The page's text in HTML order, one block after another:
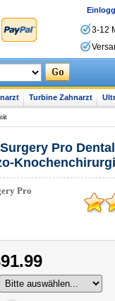
3-12
Turbine Zahnarzt
Pro
Pro